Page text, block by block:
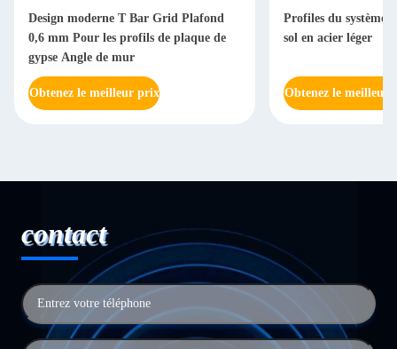
Design moderne T Bar Grid Plafond
0,6 mm Pour les profils de plaque de
gypse Angle de mur
Obtenez le meilleur prix
Profiles du système
sol en acier léger
Obtenez le meilleur
contact